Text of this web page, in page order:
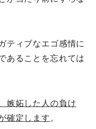
ティブなエゴ感情に
あることを忘れては
嫉妬した人の負け
確定します。